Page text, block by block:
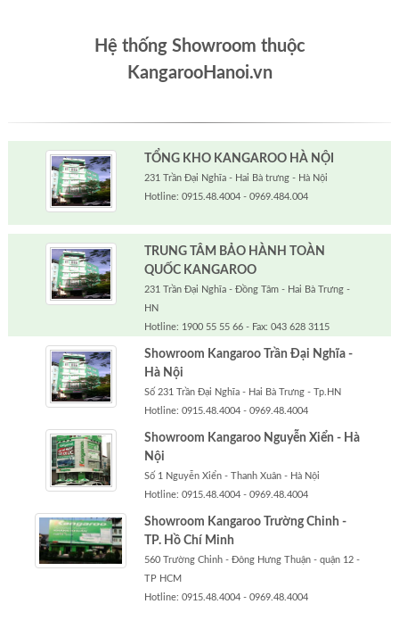
Hệ thống Showroom thuộc
KangarooHanoi.vn
TỔNG KHO KANGAROO HÀ NỘI
231 Trần Đại Nghĩa - Hai Bà trưng - Hà Nội
Hotline: 0915.48.4004 - 0969.484.004
TRUNG TÂM BẢO HÀNH TOÀN
QUỐC KANGAROO
231 Trần Đại Nghĩa - Đồng Tâm - Hai Bà Trưng -
HN
Hotline: 1900 55 55 66 - Fax: 043 628 3115
Showroom Kangaroo Trần Đại Nghĩa -
Hà Nội
Số 231 Trần Đại Nghĩa - Hai Bà Trưng - Tp.HN
Hotline: 0915.48.4004 - 0969.48.4004
Showroom Kangaroo Nguyễn Xiển - Hà
Nội
Số 1 Nguyễn Xiển - Thanh Xuân - Hà Nội
Hotline: 0915.48.4004 - 0969.48.4004
Showroom Kangaroo Trường Chinh -
TP. Hồ Chí Minh
560 Trường Chinh - Đông Hưng Thuận - quận 12 -
TP HCM
Hotline: 0915.48.4004 - 0969.48.4004